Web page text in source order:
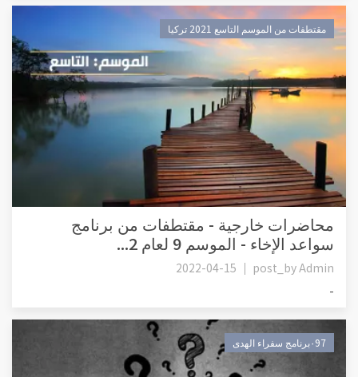
مقتطفات من الموسم التاسع 2021 تركيا
محاضرات خارجية - مقتطفات من برنامج
سواعد الإخاء - الموسم 9 لعام 2...
post_byAdmin
2022-04-15
-
٠97برنامج سفراء الهدى